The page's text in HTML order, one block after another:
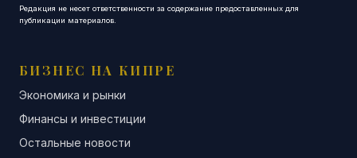
Редакция не несет ответственности за содержание предоставленных для
публикации материалов.
БИЗНЕС НА КИПРЕ
Экономика и рынки
Финансы и инвестиции
Остальные новости